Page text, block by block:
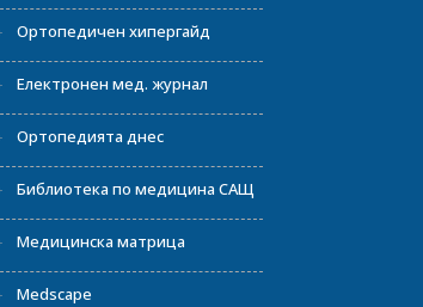
Ортопедичен хипергайд
Електронен мед. журнал
Ортопедията днес
Библиотека по медицина САЩ
Медицинска матрица
Medscape